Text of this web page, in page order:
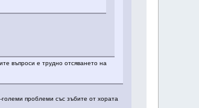
въпроси е трудно отсяването на
проблеми със зъбите от хората